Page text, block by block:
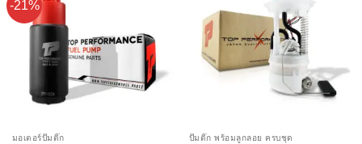
-21%
มอเตอร์ปั๊มติ๊ก ปั๊มติ๊ก พร้อมลูกลอย ครบชุด